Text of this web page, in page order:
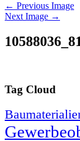
← Previous Image
Next Image →
Tag Cloud